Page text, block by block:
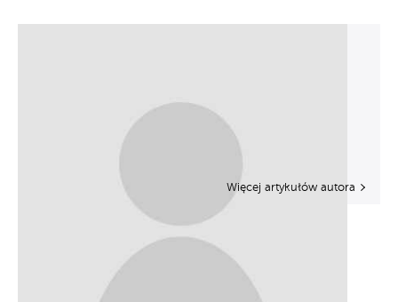
Więcej artykułów autora